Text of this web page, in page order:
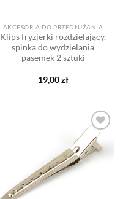
AKCESORIA DO PRZEDŁUŻANIA
Klips fryzjerki rozdzielający,
spinka do wydzielania
pasemek 2 sztuki
19,00zł
Dodaj
do listy
życzeń